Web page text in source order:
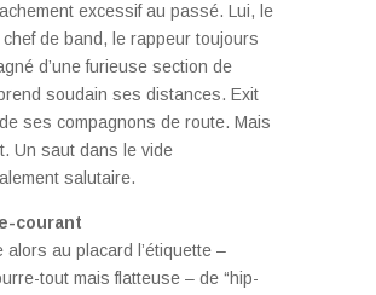
excessif au passé. Lui, le
chef de band, le rappeur toujours
d’une furieuse section de
soudain ses distances. Exit
ses compagnons de route. Mais
Un saut dans le vide
salutaire.
courant
alors au placard l’étiquette –
tout mais flatteuse – de “hip-